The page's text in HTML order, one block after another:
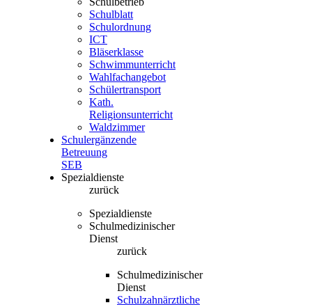
Schulblatt
Schulordnung
ICT
Bläserklasse
Schwimmunterricht
Wahlfachangebot
Schülertransport
Kath.
Religionsunterricht
Waldzimmer
Schulergänzende
Betreuung
SEB
Spezialdienste
zurück
Spezialdienste
Schulmedizinischer
Dienst
zurück
Schulmedizinischer
Dienst
Schulzahnärztliche